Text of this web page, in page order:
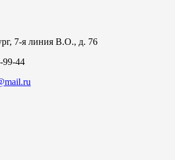
7-я линия В.О., д. 76
99-44